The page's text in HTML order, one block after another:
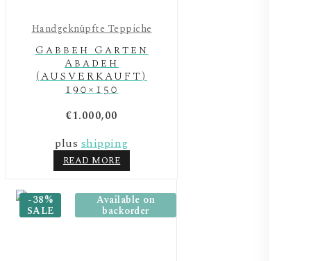
Handgeknüpfte Teppiche
Gabbeh Garten
Abadeh
(AUSVERKAUFT)
190×150
€1.000,00
plusshipping
READ MORE
-38%
SALE
Available on
backorder